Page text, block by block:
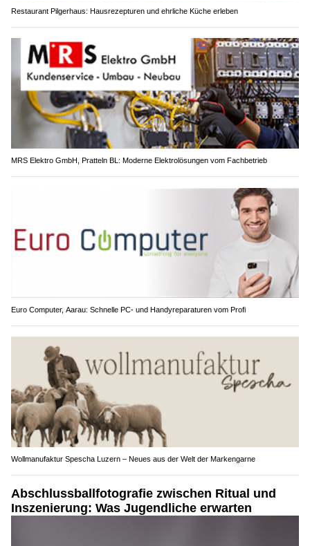
Restaurant Pilgerhaus: Hausrezepturen und ehrliche Küche erleben
MRS Elektro GmbH, Pratteln BL: Moderne Elektrolösungen vom Fachbetrieb
Euro Computer, Aarau: Schnelle PC- und Handyreparaturen vom Profi
Wollmanufaktur Spescha Luzern – Neues aus der Welt der Markengarne
Abschlussballfotografie zwischen Ritual und
Inszenierung: Was Jugendliche erwarten